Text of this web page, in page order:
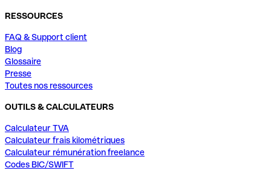
RESSOURCES
FAQ & Support client
Blog
Glossaire
Presse
Toutes nos ressources
OUTILS & CALCULATEURS
Calculateur TVA
Calculateur frais kilométriques
Calculateur rémunération freelance
Codes BIC/SWIFT